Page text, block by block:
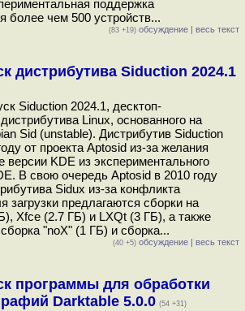
поддержка
более чем 500 устройств...
(83 +19) обсуждение | весь текст
дистрибутива Siduction 2024.1
Siduction 2024.1, десктоп-
Linux, основанного на
Sid (unstable). Дистрибутив Siduction
от проекта Aptosid из-за желания
версии KDE из экспериментального
В свою очередь Aptosid в 2010 году
Sidux из-за конфликта
загрузки предлагаются сборки на
Xfce (2.7 ГБ) и LXQt (3 ГБ), а также
"noX" (1 ГБ) и сборка...
(40 +5) обсуждение | весь текст
программы для обработки
Darktable 5.0.0 (54 +31)